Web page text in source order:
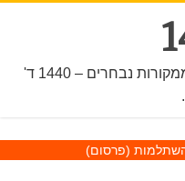
חדשות, מבזקי חדשות ומאמרים ממקורות נבחרים – 1440 ד'
(פרסום)